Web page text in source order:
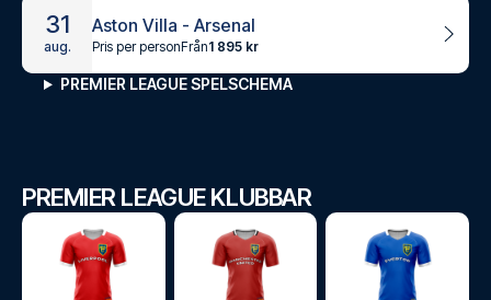
31
aug.
Aston Villa - Arsenal
Pris per personFrån1 895 kr
PREMIER LEAGUE SPELSCHEMA
PREMIER LEAGUE KLUBBAR